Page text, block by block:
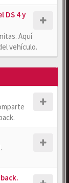
DS 4 y
Aquí
vehículo.